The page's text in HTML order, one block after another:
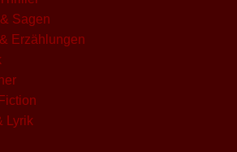
Sagen
Erzählungen
Lyrik